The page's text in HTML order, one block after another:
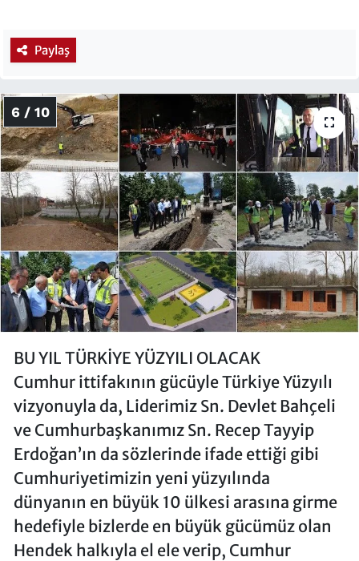
Paylaş
6 / 10
BU YIL TÜRKİYE YÜZYILI OLACAK
Cumhur ittifakının gücüyle Türkiye Yüzyılı
vizyonuyla da, Liderimiz Sn. Devlet Bahçeli
ve Cumhurbaşkanımız Sn. Recep Tayyip
Erdoğan’ın da sözlerinde ifade ettiği gibi
Cumhuriyetimizin yeni yüzyılında
dünyanın en büyük 10 ülkesi arasına girme
hedefiyle bizlerde en büyük gücümüz olan
Hendek halkıyla el ele verip, Cumhur